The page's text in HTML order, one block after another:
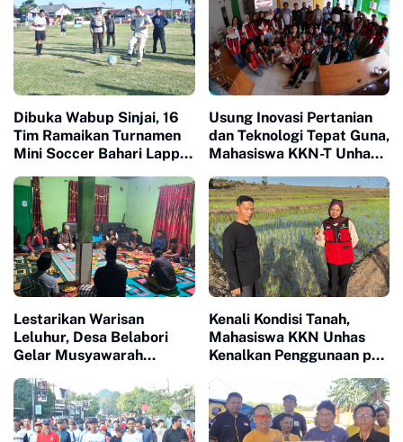
Dibuka Wabup Sinjai, 16
Tim Ramaikan Turnamen
Mini Soccer Bahari Lappa
Usung Inovasi Pertanian
dan Teknologi Tepat Guna,
Mahasiswa KKN-T Unhas
Kerja
Lestarikan Warisan
Leluhur, Desa Belabori
Gelar Musyawarah
Badik
Kenali Kondisi Tanah,
Mahasiswa KKN Unhas
Kenalkan Penggunaan pH
Petani di Desa Lonrong